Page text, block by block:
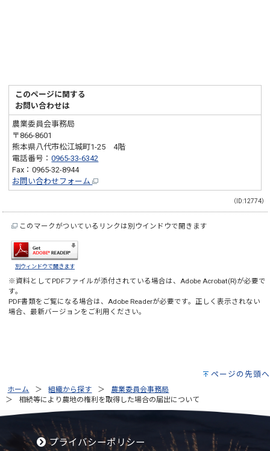
このページに関する
お問い合わせは
農業委員会事務局
〒866-8601
熊本県八代市松江城町1-25 4階
電話番号：0965-33-6342
Fax：0965-32-8944
お問い合わせフォーム
（ID:12774）
このマークがついているリンクは別ウインドウで開きます
別ウィンドウで開きます
※資料としてPDFファイルが添付されている場合は、Adobe Acrobat(R)が必要で
す。
PDF書類をご覧になる場合は、Adobe Readerが必要です。正しく表示されない
場合、最新バージョンをご利用ください。
ページの先頭へ
ホーム 組織から探す
農業委員会事務局
相続等により農地の権利を取得した場合の届出について
プライバシーポリシー